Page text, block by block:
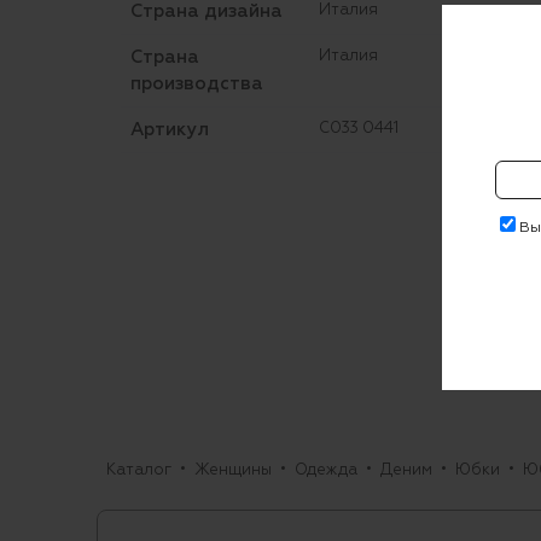
Страна дизайна Италия
Страна
производства
Италия
Артикул C033 0441
Каталог Женщины Одежда Деним Юбки